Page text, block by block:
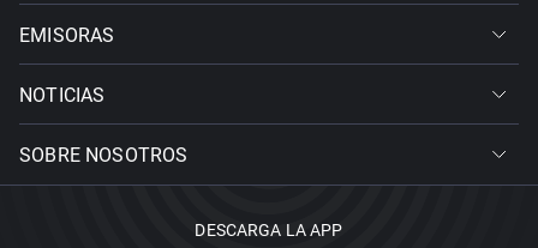
EMISORAS
NOTICIAS
SOBRE NOSOTROS
DESCARGA LA APP